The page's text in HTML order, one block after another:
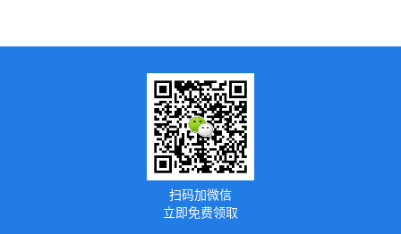
扫码加微信
立即免费领取